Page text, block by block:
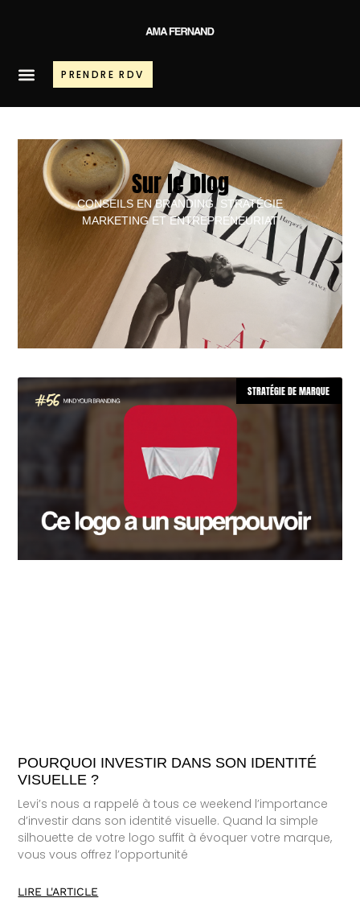
PRENDRE RDV
Sur le blog
CONSEILS EN BRANDING, STRATÉGIE
MARKETING ET ENTREPRENEURIAT
STRATÉGIE DE MARQUE
POURQUOI INVESTIR DANS SON IDENTITÉ
VISUELLE ?
Levi’s nous a rappelé à tous ce weekend l’importance
d’investir dans son identité visuelle. Quand la simple
silhouette de votre logo suffit à évoquer votre marque,
vous vous offrez l’opportunité
LIRE L'ARTICLE